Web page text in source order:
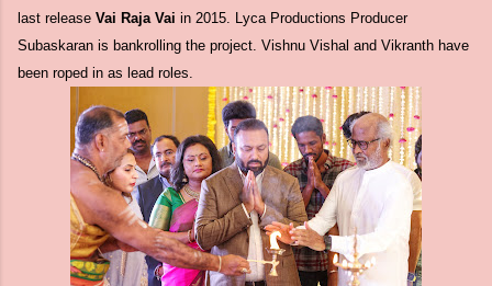
last release Vai Raja Vai in 2015. Lyca Productions Producer
Subaskaran is bankrolling the project. Vishnu Vishal and Vikranth have
been roped in as lead roles.